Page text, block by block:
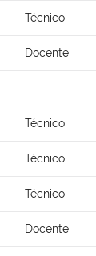
Técnico
Docente
Técnico
Técnico
Técnico
Docente